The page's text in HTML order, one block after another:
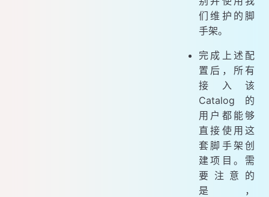
们维护的脚
手架。
完成上述配
置后，所有
接入该
Catalog 的
用户都能够
直接使用这
套脚手架创
建项目。需
要注意的
是，